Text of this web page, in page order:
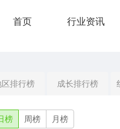
首页 行业资讯
区排行榜 成长排行榜
榜 周榜 月榜